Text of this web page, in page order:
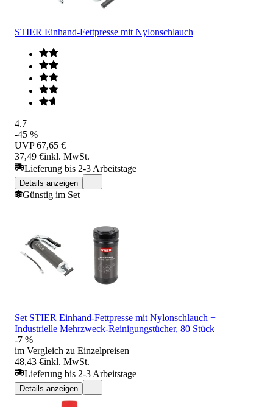
STIER Einhand-Fettpresse mit Nylonschlauch
4.7
-45 %
UVP 67,65 €
37,49 €inkl. MwSt.
Lieferung bis 2-3 Arbeitstage
Details anzeigen
Günstig im Set
Set STIER Einhand-Fettpresse mit Nylonschlauch +
Industrielle Mehrzweck-Reinigungstücher, 80 Stück
-7 %
im Vergleich zu Einzelpreisen
48,43 €inkl. MwSt.
Lieferung bis 2-3 Arbeitstage
Details anzeigen